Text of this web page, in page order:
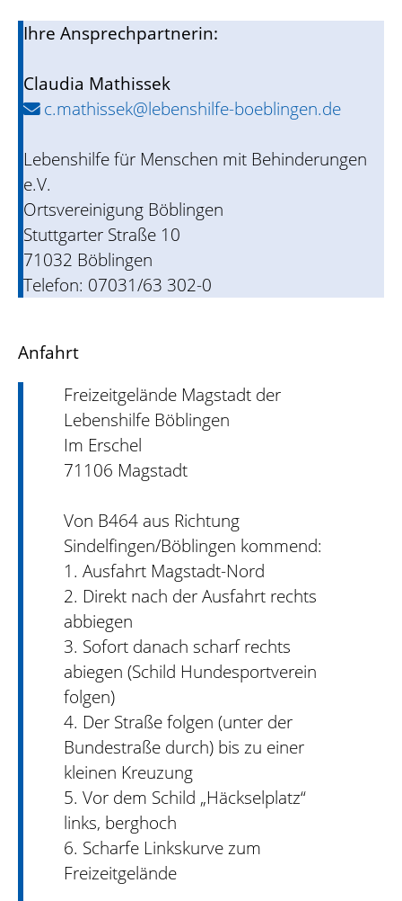
Ihre Ansprechpartnerin:
Claudia Mathissek
c.mathissek@lebenshilfe-boeblingen.de
Lebenshilfe für Menschen mit Behinderungen
e.V.
Ortsvereinigung Böblingen
Stuttgarter Straße 10
71032 Böblingen
Telefon: 07031/63 302-0
Anfahrt
Freizeitgelände Magstadt der
Lebenshilfe Böblingen
Im Erschel
71106 Magstadt
Von B464 aus Richtung
Sindelfingen/Böblingen kommend:
1. Ausfahrt Magstadt-Nord
2. Direkt nach der Ausfahrt rechts
abbiegen
3. Sofort danach scharf rechts
abiegen (Schild Hundesportverein
folgen)
4. Der Straße folgen (unter der
Bundestraße durch) bis zu einer
kleinen Kreuzung
5. Vor dem Schild „Häckselplatz“
links, berghoch
6. Scharfe Linkskurve zum
Freizeitgelände